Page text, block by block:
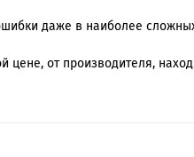
даже в наиболее
цене, от производителя,